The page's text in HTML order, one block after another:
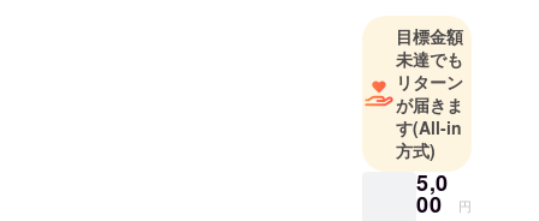
を扱ってお
ります。
目標金額
未達でも
リターン
が届きま
す(All-in
方式)
5,0
00 円